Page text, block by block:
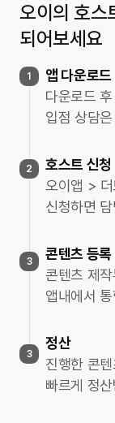
오이의 호스
되어보세요
1
2
3
3
앱 다운로드
다운로드
입점 상담
호스트 신청
오이앱 >
신청하면
콘텐츠 등록
콘텐츠 제
앱내에서
정산
진행한 콘
빠르게 정